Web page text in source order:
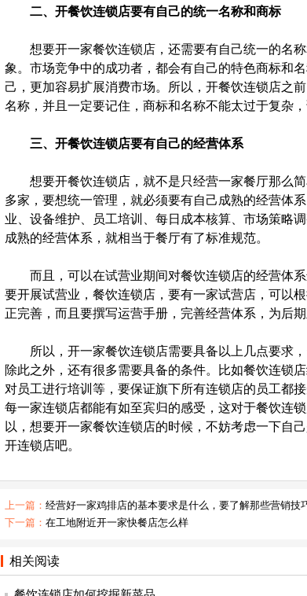
二、开餐饮连锁店要有自己的统一名称和商标
想要开一家餐饮连锁店，还需要有自己统一的名称
象。市场竞争中的成功者，都会有自己的特色商标和
己，更加容易扩展消费市场。所以，开餐饮连锁店之
名称，并且一定要记住，商标和名称不能太过于复杂
三、开餐饮连锁店要有自己的经营体系
想要开餐饮连锁店，就不是只经营一家餐厅那么简
多家，要想统一管理，就必须要有自己成熟的经营体
业、设备维护、员工培训、每日成本核算、市场策略
成熟的经营体系，就相当于餐厅有了标准规范。
而且，可以在试营业期间对餐饮连锁店的经营体系
要开展试营业，餐饮连锁店，要有一家试营店，可以
正完善，而且要撰写运营手册，完善经营体系，为后
所以，开一家餐饮连锁店需要具备以上几点要求，
除此之外，还有很多需要具备的条件。比如餐饮连锁
对员工进行培训等，要保证旗下所有连锁店的员工都
每一家连锁店都能有如至宾归的感受，这对于餐饮连
以，想要开一家餐饮连锁店的时候，不妨考虑一下自
开连锁店吧。
上一篇： 经营好一家鸡排店的基本要求是什么，要了解那些营销技
下一篇： 在工地附近开一家快餐店怎么样
相关阅读